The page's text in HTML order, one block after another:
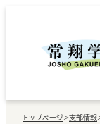
トップページ >支部情報